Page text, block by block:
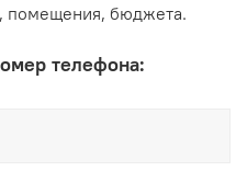
помещения, бюджета.
телефона: